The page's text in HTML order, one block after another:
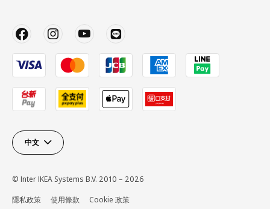
中文
© Inter IKEA Systems B.V. 2010 – 2026
隱私政策
使用條款 Cookie 政策